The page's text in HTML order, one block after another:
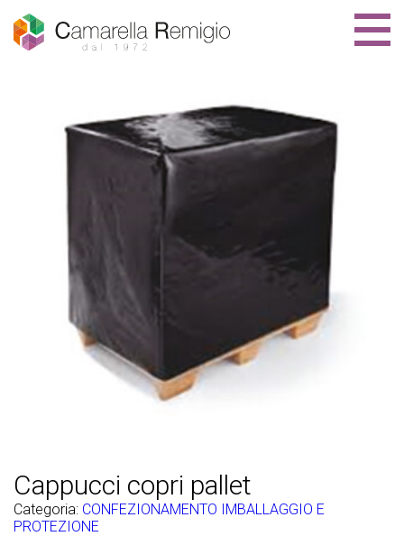
Cappucci copri pallet
Categoria: CONFEZIONAMENTO IMBALLAGGIO E
PROTEZIONE